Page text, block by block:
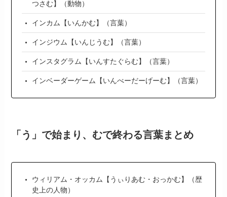
つさむ】（動物）
インカム【いんかむ】（言葉）
インジウム【いんじうむ】（言葉）
インスタグラム【いんすたぐらむ】（言葉）
インベーダーゲーム【いんべーだーげーむ】（言葉）
「う」で始まり、むで終わる言葉まとめ
ウィリアム・オッカム【うぃりあむ・おっかむ】（歴
史上の人物）